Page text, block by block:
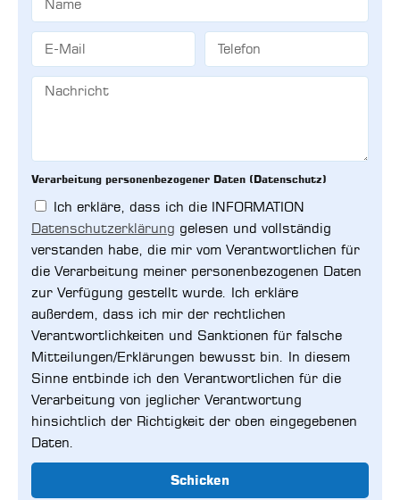
Verarbeitung personenbezogener Daten (Datenschutz)
Ich erkläre, dass ich die INFORMATION
Datenschutzerklärung gelesen und vollständig
verstanden habe, die mir vom Verantwortlichen für
die Verarbeitung meiner personenbezogenen Daten
zur Verfügung gestellt wurde. Ich erkläre
außerdem, dass ich mir der rechtlichen
Verantwortlichkeiten und Sanktionen für falsche
Mitteilungen/Erklärungen bewusst bin. In diesem
Sinne entbinde ich den Verantwortlichen für die
Verarbeitung von jeglicher Verantwortung
hinsichtlich der Richtigkeit der oben eingegebenen
Daten.
Schicken